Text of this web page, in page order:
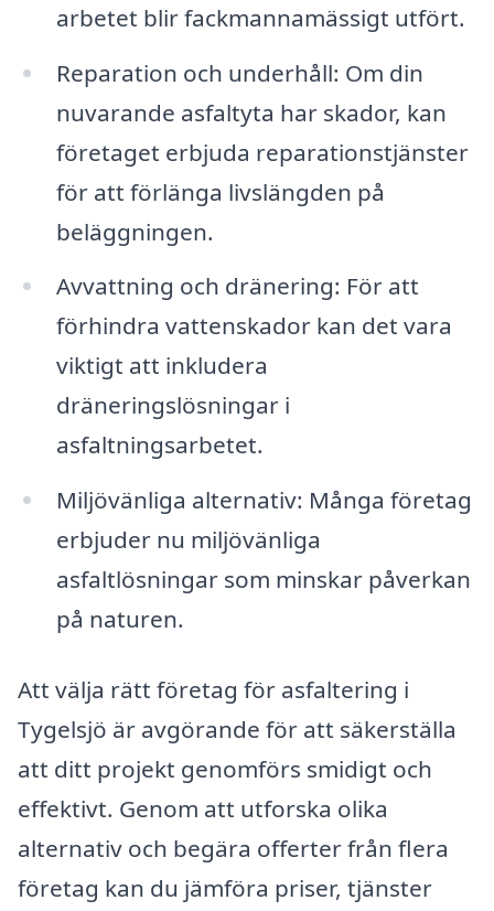
arbetet blir fackmannamässigt utfört.
Reparation och underhåll: Om din
nuvarande asfaltyta har skador, kan
företaget erbjuda reparationstjänster
för att förlänga livslängden på
beläggningen.
Avvattning och dränering: För att
förhindra vattenskador kan det vara
viktigt att inkludera
dräneringslösningar i
asfaltningsarbetet.
Miljövänliga alternativ: Många företag
erbjuder nu miljövänliga
asfaltlösningar som minskar påverkan
på naturen.
Att välja rätt företag för asfaltering i
Tygelsjö är avgörande för att säkerställa
att ditt projekt genomförs smidigt och
effektivt. Genom att utforska olika
alternativ och begära offerter från flera
företag kan du jämföra priser, tjänster